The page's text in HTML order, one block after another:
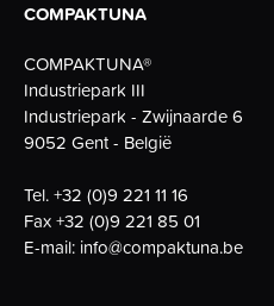
COMPAKTUNA
COMPAKTUNA®
Industriepark III
Industriepark - Zwijnaarde 6
9052 Gent - België
Tel.+32 (0)9 221 11 16
Fax+32 (0)9 221 85 01
E-mail: info@compaktuna.be